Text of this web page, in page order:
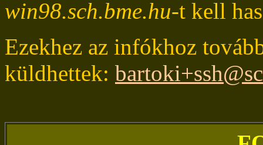
win98.sch.bme.hu-t kell
Ezekhez az infókhoz
küldhettek: